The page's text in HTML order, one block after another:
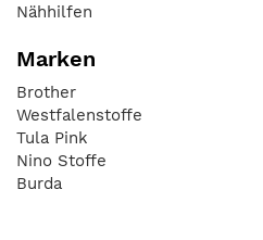
Nähhilfen
Marken
Brother
Westfalenstoffe
Tula Pink
Nino Stoffe
Burda